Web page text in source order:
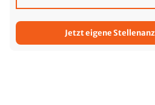
Jetzt eigene